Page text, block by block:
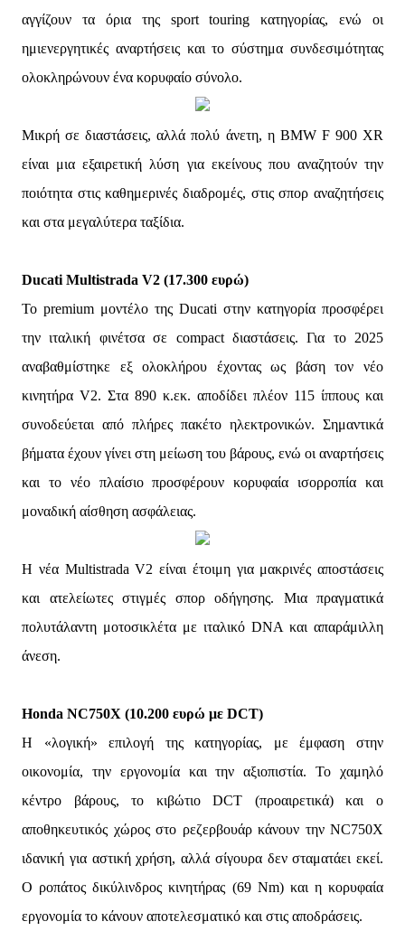
αγγίζουν τα όρια της sport touring κατηγορίας, ενώ οι
ημιενεργητικές αναρτήσεις και το σύστημα συνδεσιμότητας
ολοκληρώνουν ένα κορυφαίο σύνολο.
Μικρή σε διαστάσεις, αλλά πολύ άνετη, η BMW F 900 XR
είναι μια εξαιρετική λύση για εκείνους που αναζητούν την
ποιότητα στις καθημερινές διαδρομές, στις σπορ αναζητήσεις
και στα μεγαλύτερα ταξίδια.
Ducati Multistrada V2 (17.300 ευρώ)
Το premium μοντέλο της Ducati στην κατηγορία προσφέρει
την ιταλική φινέτσα σε compact διαστάσεις. Για το 2025
αναβαθμίστηκε εξ ολοκλήρου έχοντας ως βάση τον νέο
κινητήρα V2. Στα 890 κ.εκ. αποδίδει πλέον 115 ίππους και
συνοδεύεται από πλήρες πακέτο ηλεκτρονικών. Σημαντικά
βήματα έχουν γίνει στη μείωση του βάρους, ενώ οι αναρτήσεις
και το νέο πλαίσιο προσφέρουν κορυφαία ισορροπία και
μοναδική αίσθηση ασφάλειας.
Η νέα Multistrada V2 είναι έτοιμη για μακρινές αποστάσεις
και ατελείωτες στιγμές σπορ οδήγησης. Μια πραγματικά
πολυτάλαντη μοτοσικλέτα με ιταλικό DNA και απαράμιλλη
άνεση.
Honda NC750X (10.200 ευρώ με DCT)
Η «λογική» επιλογή της κατηγορίας, με έμφαση στην
οικονομία, την εργονομία και την αξιοπιστία. Το χαμηλό
κέντρο βάρους, το κιβώτιο DCT (προαιρετικά) και ο
αποθηκευτικός χώρος στο ρεζερβουάρ κάνουν την NC750X
ιδανική για αστική χρήση, αλλά σίγουρα δεν σταματάει εκεί.
Ο ροπάτος δικύλινδρος κινητήρας (69 Nm) και η κορυφαία
εργονομία το κάνουν αποτελεσματικό και στις αποδράσεις.